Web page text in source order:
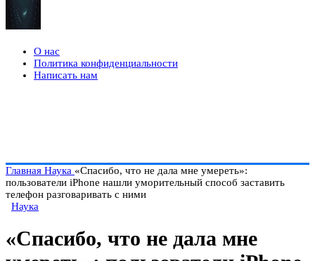
О нас
Политика конфиденциальности
Написать нам
Главная Наука «Спасибо, что не дала мне умереть»:
пользователи iPhone нашли уморительный способ заставить
телефон разговаривать с ними
Наука
«Спасибо, что не дала мне